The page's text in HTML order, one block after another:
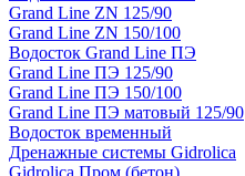
Grand Line ZN 125/90
Grand Line ZN 150/100
Водосток Grand Line ПЭ
Grand Line ПЭ 125/90
Grand Line ПЭ 150/100
Grand Line ПЭ матовый 125/90
Водосток временный
Дренажные системы Gidrolica
Gidrolica Пром (бетон)